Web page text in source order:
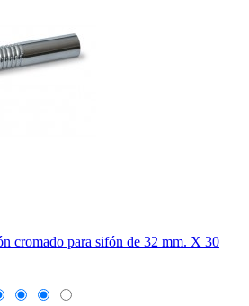
cromado para sifón de 32 mm. X 30